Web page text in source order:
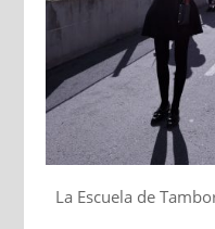
La Escuela de